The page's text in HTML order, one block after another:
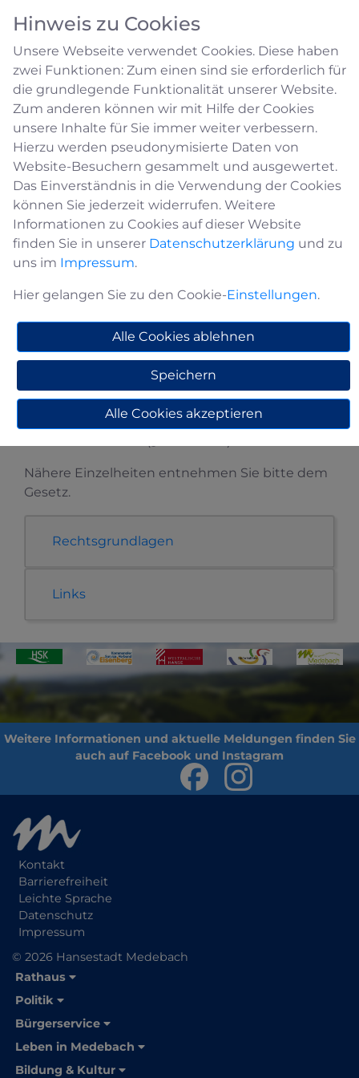
Hundehaltung
Landeshundegesetz (LHundG NRW) zum
01.01.2003 in Kraft getreten
Zweck des LHundG ist es, die durch Hunde und
den unsachgemäßen Umgang des Menschen
abzuwehren und möglichen Gefahren
vorsorgend entgegenzuwirken.
Das LHundG unterscheidet zwischen drei
Gefährliche Hunde (§ 3 LHundG)
Hunde bestimmter Rassen (§ 10 LHundG)
Nähere Einzelheiten entnehmen Sie bitte dem
Gesetz.
Rechtsgrundlagen
Links
Kontakt
Barrierefreiheit
Leichte Sprache
Datenschutz
Impressum
© 2026 Hansestadt Medebach
Rathaus
Politik
Bürgerservice
Leben in Medebach
Bildung & Kultur
Hinweis zu Cookies
Unsere Webseite verwendet Cookies. Diese haben
zwei Funktionen: Zum einen sind sie erforderlich für
die grundlegende Funktionalität unserer Website.
Zum anderen können wir mit Hilfe der Cookies
unsere Inhalte für Sie immer weiter verbessern.
Hierzu werden pseudonymisierte Daten von
Website-Besuchern gesammelt und ausgewertet.
Das Einverständnis in die Verwendung der Cookies
können Sie jederzeit widerrufen. Weitere
Informationen zu Cookies auf dieser Website
finden Sie in unserer Datenschutzerklärung und zu
uns im Impressum.
Hier gelangen Sie zu den Cookie-Einstellungen.
Alle Cookies ablehnen
Speichern
Alle Cookies akzeptieren